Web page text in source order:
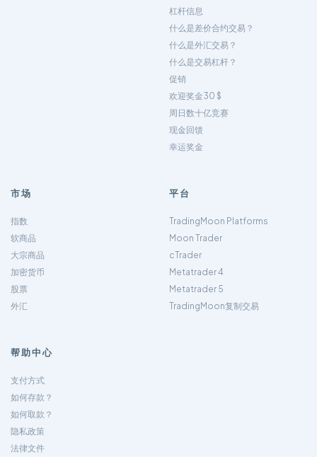
杠杆信息
什么是差价合约交易？
什么是外汇交易？
什么是交易杠杆？
促销
欢迎奖金30 $
周日数十亿竞赛
现金回馈
幸运奖金
市场
指数
软商品
大宗商品
加密货币
股票
外汇
平台
TradingMoon Platforms
Moon Trader
cTrader
Metatrader 4
Metatrader 5
TradingMoon复制交易
帮助中心
支付方式
如何存款？
如何取款？
隐私政策
法律文件